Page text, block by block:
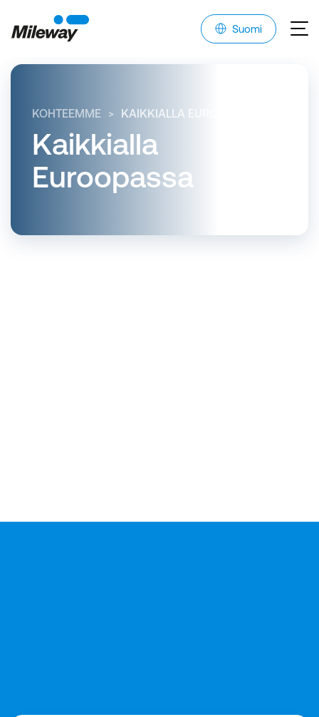
Suomi
KOHTEEMME KAIKKIALLA EUROOPASSA
Kaikkialla
Euroopassa